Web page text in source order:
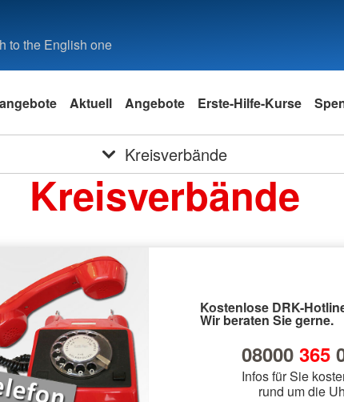
to the English one
Aktuell Angebote Erste-Hilfe-Kurse
Kreisverbände
Kreisverbände
Kostenlose DRK-
Wir beraten Sie gerne.
08000 365
Infos für Sie
rund um die